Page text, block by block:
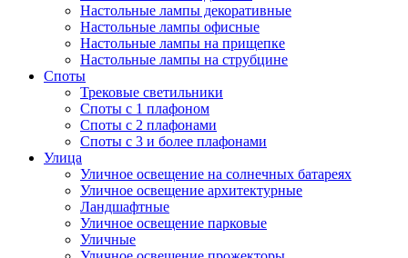
Настольные лампы декоративные
Настольные лампы офисные
Настольные лампы на прищепке
Настольные лампы на струбцине
Споты
Трековые светильники
Споты с 1 плафоном
Споты с 2 плафонами
Споты с 3 и более плафонами
Улица
Уличное освещение на солнечных батареях
Уличное освещение архитектурные
Ландшафтные
Уличное освещение парковые
Уличные